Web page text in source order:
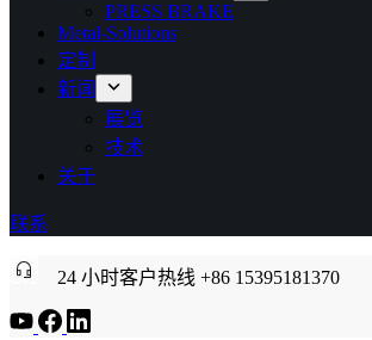
PRESS BRAKE
Metal-Solutions
定制
新闻
展览
技术
关于
联系
24 小时客户热线 +86 15395181370